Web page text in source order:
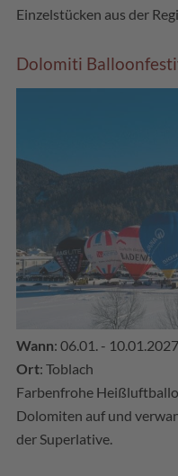
Einzelstücken aus der
Dolomiti
Wann: 06.01. - 10.01.2027
Ort: Toblach
Farbenfrohe
Dolomiten auf und
der Superlative.